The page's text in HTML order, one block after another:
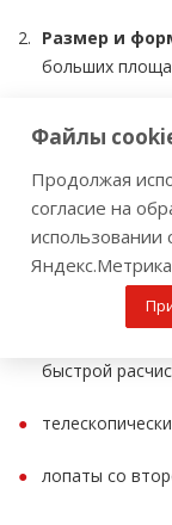
Размер и
больших
регулировать
кисти.
В
лопаты для
быстрой
лопаты со
Файлы
Продолжая
согласие на
использовании